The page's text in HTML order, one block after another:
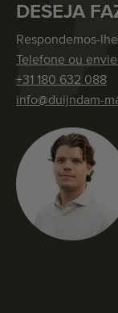
DESEJA
Respondemos-
Telefone ou
+31 180 632 088
info@duijndam-